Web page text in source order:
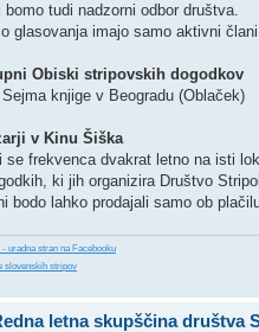
bomo tudi nadzorni odbor društva.
glasovanja imajo samo aktivni
Obiski stripovskih dogodkov
knjige v Beogradu (Oblaček)
v Kinu Šiška
se frekvenca dvakrat letno na isti
ki jih organizira Društvo
bodo lahko prodajali samo ob
uradna stran na Facebooku
slovenskih stripov
letna skupščina društva